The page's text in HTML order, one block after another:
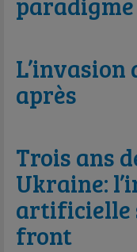
L’invasion
après
Trois ans
Ukraine:
artificielle
front